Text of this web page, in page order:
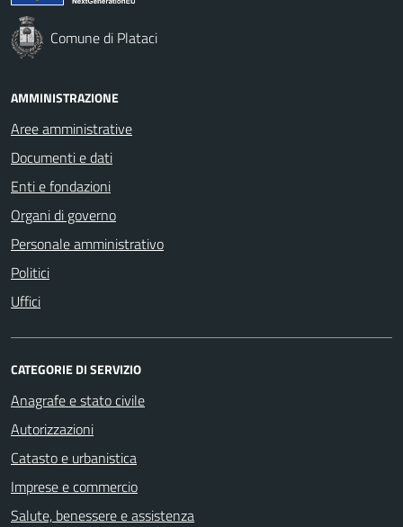
Comune di Plataci
AMMINISTRAZIONE
Aree amministrative
Documenti e dati
Enti e fondazioni
Organi di governo
Personale amministrativo
Politici
Uffici
CATEGORIE DI SERVIZIO
Anagrafe e stato civile
Autorizzazioni
Catasto e urbanistica
Imprese e commercio
Salute, benessere e assistenza